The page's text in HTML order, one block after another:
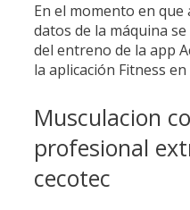
En el momento en
datos de la máquina
del entreno de la app
la aplicación Fitness
Musculacion
profesional
cecotec